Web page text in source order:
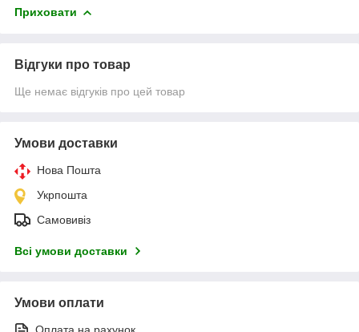
Приховати
Відгуки про товар
Ще немає відгуків про цей товар
Умови доставки
Нова Пошта
Укрпошта
Самовивіз
Всі умови доставки
Умови оплати